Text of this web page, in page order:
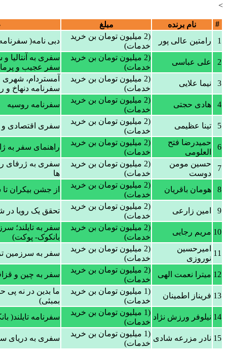
>
# نام برنده مبلغ
1
رامتین عالی پور
(2 میلیون تومان بن خرید
خدمات)
دبی نامه(
2 علی عباسی
(2 میلیون تومان بن خرید
خدمات)
سفری به آنتالیا
سفر عجیب و
3
نیما علایی
(2 میلیون تومان بن خرید
خدمات)
آمستردام، شهری
سفرنامه دنهاخ و
4
هادی حجتی
(2 میلیون تومان بن خرید
خدمات)
سفرنامه روسیه
5 تینا عظیمی
(2 میلیون تومان بن خرید
خدمات)
سفری اقتصادی و
6
حمیدرضا فتح
العلومی
(2 میلیون تومان بن خرید
خدمات)
راهنمای سفر به
7
حسین مومن
دوست
(2 میلیون تومان بن خرید
خدمات)
سفری به ژرفای
ها
8
هومان باقریان
(2 میلیون تومان بن خرید
خدمات)
از جشن بیکران
9 امین زارعی
(2 میلیون تومان بن خرید
خدمات)
تحقق یک رویا در
10 مریم رجایی
(2 میلیون تومان بن خرید
خدمات)
سفر به تایلند؛
بانکوک- پوکت)
11
امیرحسین
نوروزی
(2 میلیون تومان بن خرید
خدمات)
سفر به سرزمین
12 میترا نعمت الهی
(2 میلیون تومان بن خرید
خدمات)
سفر به چین و
13 فریناز اطمینان
(1 میلیون تومان بن خرید
خدمات)
ما بدین در نه
بمبئی)
14 نیلوفر ورزش نژاد
(1 میلیون تومان بن خرید
خدمات)
سفرنامه تایلند(
15 نادر مزرعه شادی
(1 میلیون تومان بن خرید
خدمات)
سفری به دریای